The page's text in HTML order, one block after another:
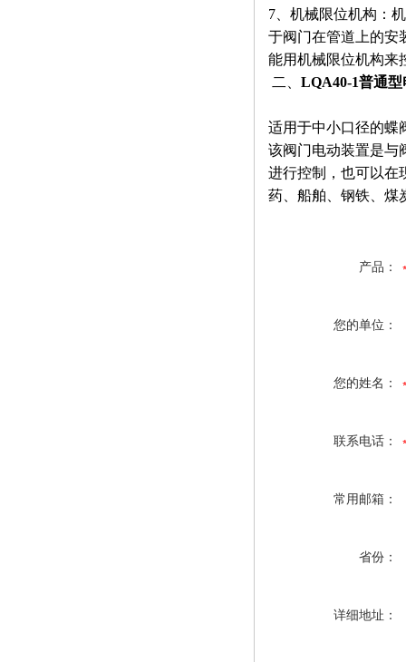
7、机械限位机构：
于阀门在管道上的安
能用机械限位机构来
二、 LQA40-1普通
适用于中小口径的蝶
该阀门电动装置是与
进行控制，也可以在
药、船舶、钢铁、煤
产品：
您的单位：
您的姓名：
联系电话：
常用邮箱：
省份：
详细地址：